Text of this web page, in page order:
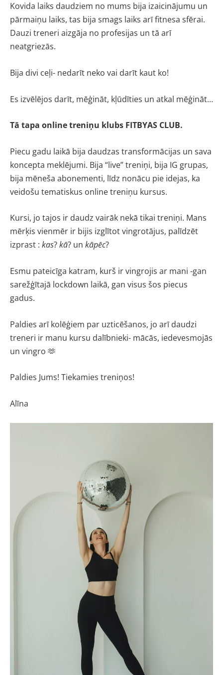
Kovida laiks daudziem no mums bija izaicinājumu un
pārmaiņu laiks, tas bija smags laiks arī fitnesa sfērai.
Dauzi treneri aizgāja no profesijas un tā arī
neatgriezās.
Bija divi ceļi- nedarīt neko vai darīt kaut ko!
Es izvēlējos darīt, mēģināt, kļūdīties un atkal mēģināt…
Tā tapa online treniņu klubs FITBYAS CLUB.
Piecu gadu laikā bija daudzas transformācijas un sava
koncepta meklējumi. Bija “live” treniņi, bija IG grupas,
bija mēneša abonementi, līdz nonācu pie idejas, ka
veidošu tematiskus online treniņu kursus.
Kursi, jo tajos ir daudz vairāk nekā tikai treniņi. Mans
mērķis vienmēr ir bijis izglītot vingrotājus, palīdzēt
izprast : kas?kā? un kāpēc?
Esmu pateicīga katram, kurš ir vingrojis ar mani -gan
sarežģītajā lockdown laikā, gan visus šos piecus
gadus.
Paldies arī kolēģiem par uzticēšanos, jo arī daudzi
treneri ir manu kursu dalībnieki- mācās, iedevesmojās
un vingro 🫶
Paldies Jums! Tiekamies treniņos!
Alīna